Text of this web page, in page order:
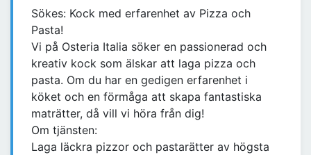
Sökes: Kock med erfarenhet av Pizza och
Pasta!
Vi på Osteria Italia söker en passionerad och
kreativ kock som älskar att laga pizza och
pasta. Om du har en gedigen erfarenhet i
köket och en förmåga att skapa fantastiska
maträtter, då vill vi höra från dig!
Om tjänsten:
Laga läckra pizzor och pastarätter av högsta